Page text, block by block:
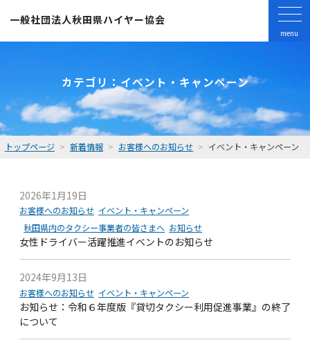
一般社団法人秋田県ハイヤー協会
menu
カテゴリ：イベント・キャンペーン
トップページ 新着情報 お客様へのお知らせ イベント・キャンペーン
2026年1月19日
お客様へのお知らせ イベント・キャンペーン
秋田県内のタクシー事業者の皆さまへ お知らせ
女性ドライバー活躍推進イベントのお知らせ
2024年9月13日
お客様へのお知らせ イベント・キャンペーン
お知らせ：令和６年度版『貸切タクシー利用促進事業』の終了
について